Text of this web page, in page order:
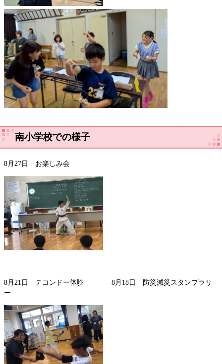
南小学校での様子
8月27日 お楽しみ会
8月21日 テコンドー体験 8月18日 防災減災スタンプラリ
ー